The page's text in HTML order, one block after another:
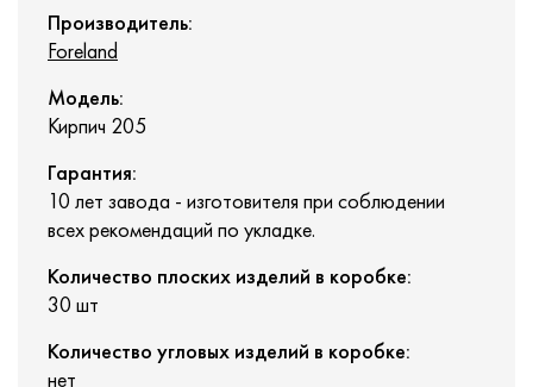
Производитель:
Foreland
Модель:
Кирпич 205
Гарантия:
10 лет завода - изготовителя при соблюдении
всех рекомендаций по укладке.
Количество плоских изделий в коробке:
30 шт
Количество угловых изделий в коробке:
нет